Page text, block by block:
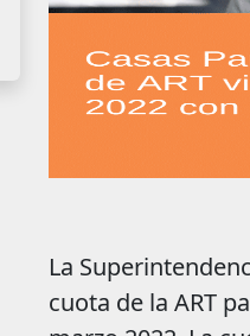
La
cuota de la ART